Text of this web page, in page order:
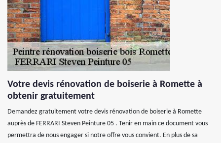
Votre devis rénovation de boiserie à Romette à
obtenir gratuitement
Demandez gratuitement votre devis rénovation de boiserie à Romette
auprès de FERRARI Steven Peinture 05 . Tenir en main ce document vous
permettra de nous engager si notre offre vous convient. En plus de sa